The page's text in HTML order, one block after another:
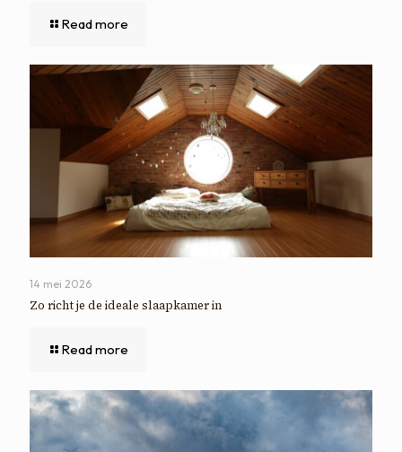
Read more
14 mei 2026
Zo richt je de ideale slaapkamer in
Read more